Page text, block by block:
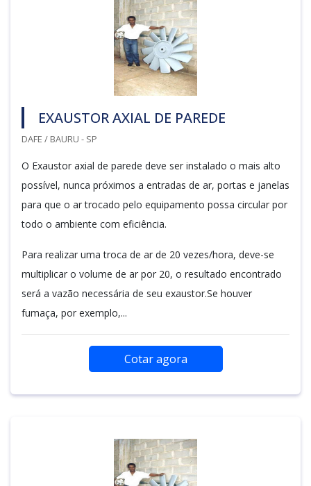
EXAUSTOR AXIAL DE PAREDE
DAFE / BAURU - SP
O Exaustor axial de parede deve ser instalado o mais alto
possível, nunca próximos a entradas de ar, portas e janelas
para que o ar trocado pelo equipamento possa circular por
todo o ambiente com eficiência.
Para realizar uma troca de ar de 20 vezes/hora, deve-se
multiplicar o volume de ar por 20, o resultado encontrado
será a vazão necessária de seu exaustor.Se houver
fumaça, por exemplo,...
Cotar agora